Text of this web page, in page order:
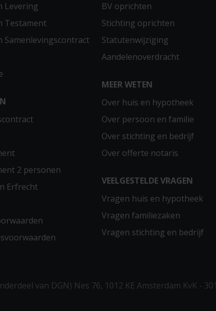
Levering
Testament
Samenlevingscontract
2 personen
Erfrecht
BV oprichten
Stichting oprichten
Statutenwijziging
Aandelenoverdracht
MEER WETEN
Over huis en hypotheek
Over persoon en familie
Over stichting en bedrijf
Over offerte notaris
VEELGESTELDE VRAGEN
Vragen huis en hypotheek
Vragen familiezaken
Vragen stichting en bedrijf
van DGN) Nes 76, 1012 KE Amsterdam KvK -